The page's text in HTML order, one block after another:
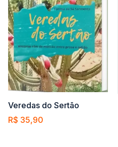
Veredas do Sertão
R$ 35,90